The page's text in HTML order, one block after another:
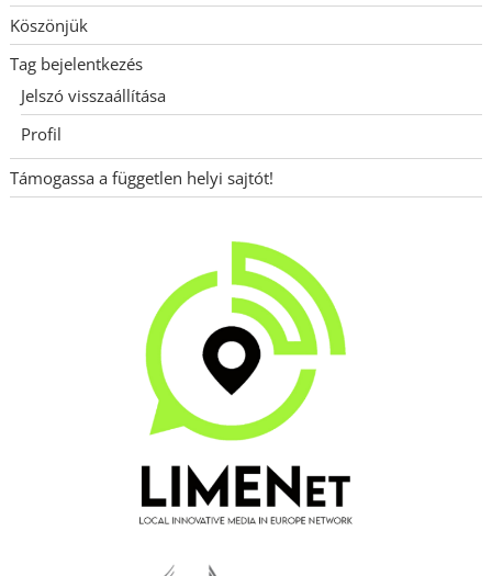
Köszönjük
Tag bejelentkezés
Jelszó visszaállítása
Profil
Támogassa a független helyi sajtót!